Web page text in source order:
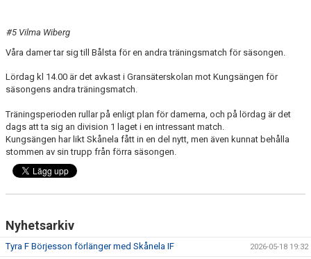
#5 Vilma Wiberg
Våra damer tar sig till Bålsta för en andra träningsmatch för säsongen.
Lördag kl 14.00 är det avkast i Gransäterskolan mot Kungsängen för
säsongens andra träningsmatch.
Träningsperioden rullar på enligt plan för damerna, och på lördag är det
dags att ta sig an division 1 laget i en intressant match.
Kungsängen har likt Skånela fått in en del nytt, men även kunnat behålla
stommen av sin trupp från förra säsongen.
Nyhetsarkiv
Tyra F Börjesson förlänger med Skånela IF 2026-05-18 19:32